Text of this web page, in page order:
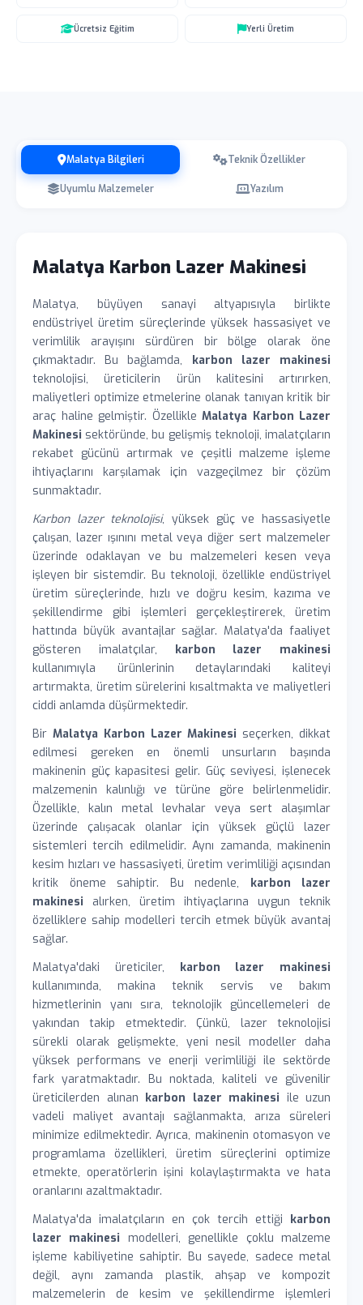
Ücretsiz Eğitim Yerli Üretim
Malatya Bilgileri Teknik Özellikler
Uyumlu Malzemeler Yazılım
Malatya Karbon Lazer Makinesi
Malatya, büyüyen sanayi altyapısıyla birlikte
endüstriyel üretim süreçlerinde yüksek hassasiyet ve
verimlilik arayışını sürdüren bir bölge olarak öne
çıkmaktadır. Bu bağlamda, karbon lazer makinesi
teknolojisi, üreticilerin ürün kalitesini artırırken,
maliyetleri optimize etmelerine olanak tanıyan kritik bir
araç haline gelmiştir. Özellikle Malatya Karbon Lazer
Makinesi sektöründe, bu gelişmiş teknoloji, imalatçıların
rekabet gücünü artırmak ve çeşitli malzeme işleme
ihtiyaçlarını karşılamak için vazgeçilmez bir çözüm
sunmaktadır.
Karbon lazer teknolojisi, yüksek güç ve hassasiyetle
çalışan, lazer ışınını metal veya diğer sert malzemeler
üzerinde odaklayan ve bu malzemeleri kesen veya
işleyen bir sistemdir. Bu teknoloji, özellikle endüstriyel
üretim süreçlerinde, hızlı ve doğru kesim, kazıma ve
şekillendirme gibi işlemleri gerçekleştirerek, üretim
hattında büyük avantajlar sağlar. Malatya'da faaliyet
gösteren imalatçılar, karbon lazer makinesi
kullanımıyla ürünlerinin detaylarındaki kaliteyi
artırmakta, üretim sürelerini kısaltmakta ve maliyetleri
ciddi anlamda düşürmektedir.
Bir Malatya Karbon Lazer Makinesi seçerken, dikkat
edilmesi gereken en önemli unsurların başında
makinenin güç kapasitesi gelir. Güç seviyesi, işlenecek
malzemenin kalınlığı ve türüne göre belirlenmelidir.
Özellikle, kalın metal levhalar veya sert alaşımlar
üzerinde çalışacak olanlar için yüksek güçlü lazer
sistemleri tercih edilmelidir. Aynı zamanda, makinenin
kesim hızları ve hassasiyeti, üretim verimliliği açısından
kritik öneme sahiptir. Bu nedenle, karbon lazer
makinesi alırken, üretim ihtiyaçlarına uygun teknik
özelliklere sahip modelleri tercih etmek büyük avantaj
sağlar.
Malatya'daki üreticiler, karbon lazer makinesi
kullanımında, makina teknik servis ve bakım
hizmetlerinin yanı sıra, teknolojik güncellemeleri de
yakından takip etmektedir. Çünkü, lazer teknolojisi
sürekli olarak gelişmekte, yeni nesil modeller daha
yüksek performans ve enerji verimliliği ile sektörde
fark yaratmaktadır. Bu noktada, kaliteli ve güvenilir
üreticilerden alınan karbon lazer makinesi ile uzun
vadeli maliyet avantajı sağlanmakta, arıza süreleri
minimize edilmektedir. Ayrıca, makinenin otomasyon ve
programlama özellikleri, üretim süreçlerini optimize
etmekte, operatörlerin işini kolaylaştırmakta ve hata
oranlarını azaltmaktadır.
Malatya'da imalatçıların en çok tercih ettiği karbon
lazer makinesi modelleri, genellikle çoklu malzeme
işleme kabiliyetine sahiptir. Bu sayede, sadece metal
değil, aynı zamanda plastik, ahşap ve kompozit
malzemelerin de kesim ve şekillendirme işlemleri